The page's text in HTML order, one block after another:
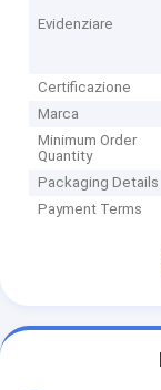
Evidenziare
Certificazione
Marca
Minimum Order
Quantity
Packaging Details
Payment Terms